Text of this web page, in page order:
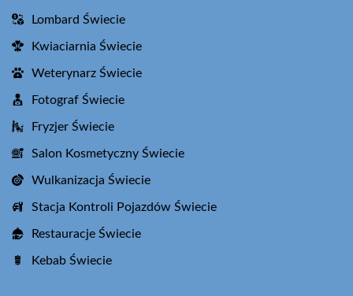
Lombard Świecie
Kwiaciarnia Świecie
Weterynarz Świecie
Fotograf Świecie
Fryzjer Świecie
Salon Kosmetyczny Świecie
Wulkanizacja Świecie
Stacja Kontroli Pojazdów Świecie
Restauracje Świecie
Kebab Świecie